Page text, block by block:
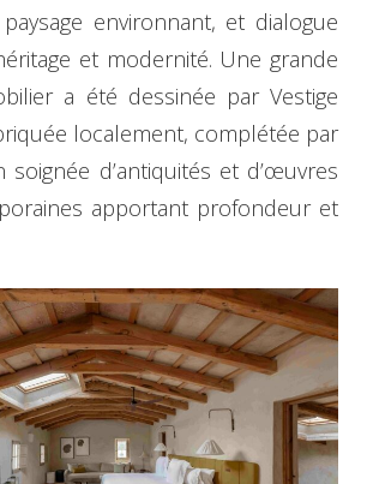
environnant, et dialogue
et modernité. Une grande
a été dessinée par Vestige
localement, complétée par
soignée d’antiquités et d’œuvres
apportant profondeur et